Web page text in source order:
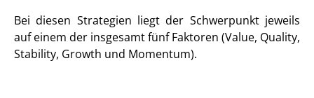
Bei diesen Strategien liegt der Schwerpunkt jeweils
auf einem der insgesamt fünf Faktoren (Value, Quality,
Stability, Growth und Momentum).